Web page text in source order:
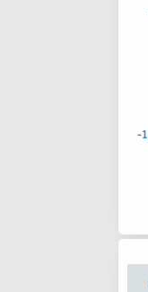
اهداف مباراة ارسنال وريال بيتيس (1-